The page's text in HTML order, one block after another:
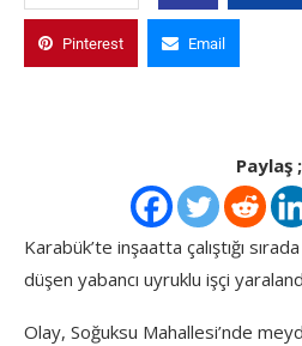
Pinterest Email
Paylaş ;
Karabük’te inşaatta çalıştığı
düşen yabancı uyruklu işçi
Olay, Soğuksu Mahallesi’nde